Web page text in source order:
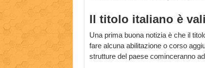
Il titolo italiano è
Una prima buona notizia è che il
fare alcuna abilitazione o corso
strutture del paese cominceranno